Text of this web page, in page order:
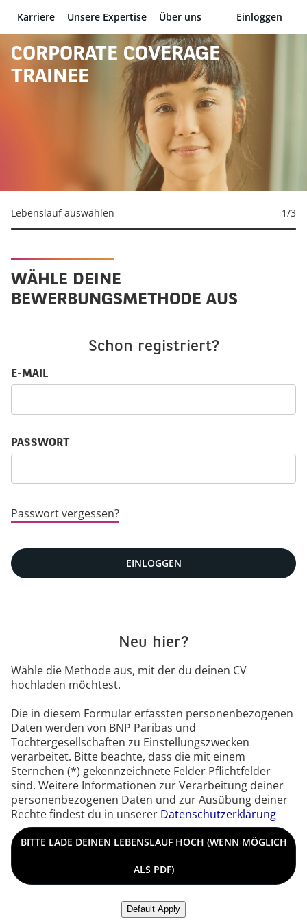
BNP Paribas
Karriere Unsere Expertise Über uns Einloggen
CORPORATE COVERAGE
TRAINEE
Lebenslauf auswählen 1/3
WÄHLE DEINE
BEWERBUNGSMETHODE AUS
Schon registriert?
Login: Benutzername und Passwort
E-MAIL
PASSWORT
Passwort vergessen?
EINLOGGEN
Neu hier?
Wähle die Methode aus, mit der du deinen CV
hochladen möchtest.
Die in diesem Formular erfassten personenbezogenen
Daten werden von BNP Paribas und
Tochtergesellschaften zu Einstellungszwecken
verarbeitet. Bitte beachte, dass die mit einem
Sternchen (*) gekennzeichnete Felder Pflichtfelder
sind. Weitere Informationen zur Verarbeitung deiner
personenbezogenen Daten und zur Ausübung deiner
Rechte findest du in unserer Datenschutzerklärung
BITTE LADE DEINEN LEBENSLAUF HOCH (WENN MÖGLICH
ALS PDF)
Lebenslauf hochladen
Default Apply
Lebenslauf von LinkedIn hochladen